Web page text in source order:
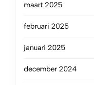
maart 2025
februari 2025
januari 2025
december 2024